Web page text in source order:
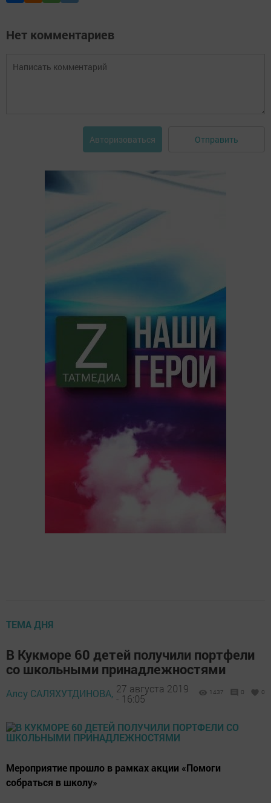
Нет комментариев
Авторизоваться Отправить
ТЕМА ДНЯ
В Кукморе 60 детей получили портфели
со школьными принадлежностями
Алсу САЛЯХУТДИНОВА, 27 августа 2019
- 16:05
1437 0 0
Мероприятие прошло в рамках акции «Помоги
собраться в школу»